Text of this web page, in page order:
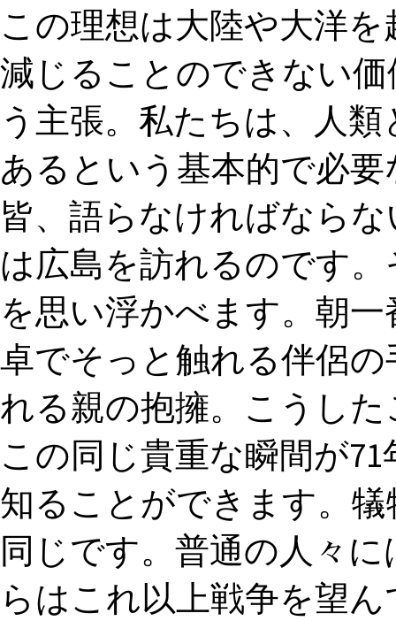
この理想は大陸や大洋
減じることのできない
う主張。私たちは、人
あるという基本的で必
皆、語らなければなら
は広島を訪れるのです
を思い浮かべます。朝
卓でそっと触れる伴侶
れる親の抱擁。こうし
この同じ貴重な瞬間が
知ることができます。
同じです。普通の人々
らはこれ以上戦争を望